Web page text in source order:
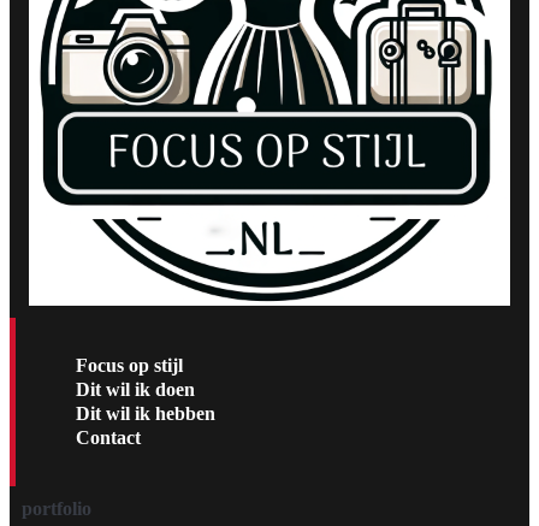
Focus op stijl
Dit wil ik doen
Dit wil ik hebben
Contact
portfolio